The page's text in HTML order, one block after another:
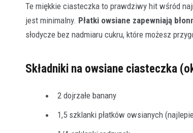
Te miękkie ciasteczka to prawdziwy hit wśród
jest minimalny. Płatki owsiane zapewniają
słodycze bez nadmiaru cukru, które możesz
Składniki na owsiane ciasteczka
2 dojrzałe banany
1,5 szklanki płatków owsianych